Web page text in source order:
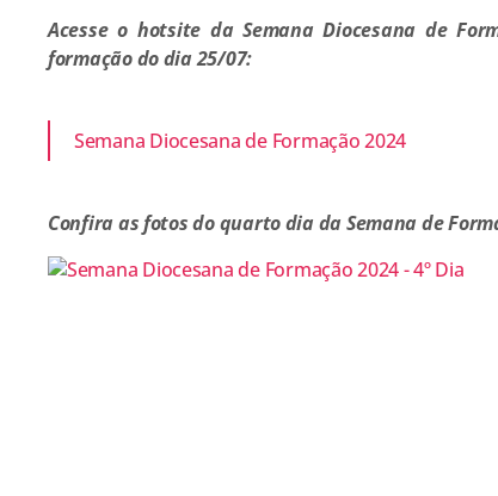
Acesse o hotsite da Semana Diocesana de
formação do dia 25/07:
Semana Diocesana de Formação 2024
Confira as fotos do quarto dia da Semana de